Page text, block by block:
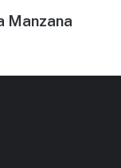
Manzana